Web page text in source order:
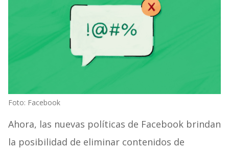
Foto: Facebook
Ahora, las nuevas políticas de Facebook brindan
la posibilidad de eliminar contenidos de